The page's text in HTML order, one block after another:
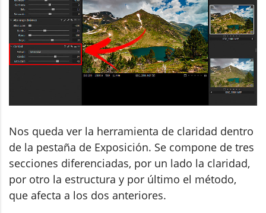
Nos queda ver la herramienta de claridad dentro
de la pestaña de Exposición. Se compone de tres
secciones diferenciadas, por un lado la claridad,
por otro la estructura y por último el método,
que afecta a los dos anteriores.